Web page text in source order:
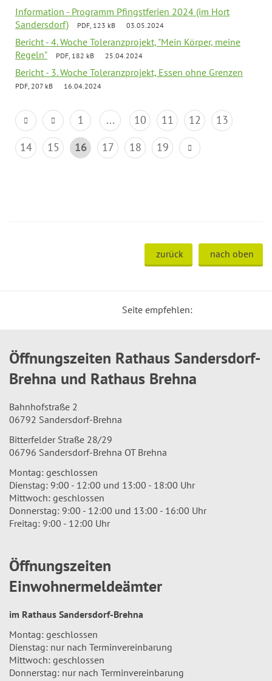
Information - Programm Pfingstferien 2024 (im Hort
Sandersdorf)
PDF, 123 kB 03.05.2024
Bericht - 4. Woche Toleranzprojekt, "Mein Körper, meine
Regeln"
PDF, 182 kB 25.04.2024
Bericht - 3. Woche Toleranzprojekt, Essen ohne Grenzen
PDF, 207 kB 16.04.2024
1 ... 10 11 12
13
14
15 16 17 18 19
zurück nach oben
Seite empfehlen:
Öffnungszeiten Rathaus Sandersdorf-
Brehna und Rathaus Brehna
Bahnhofstraße 2
06792 Sandersdorf-Brehna
Bitterfelder Straße 28/29
06796 Sandersdorf-Brehna OT Brehna
Montag: geschlossen
Dienstag: 9:00 - 12:00 und 13:00 - 18:00 Uhr
Mittwoch: geschlossen
Donnerstag: 9:00 - 12:00 und 13:00 - 16:00 Uhr
Freitag: 9:00 - 12:00 Uhr
Öffnungszeiten
Einwohnermeldeämter
im Rathaus Sandersdorf-Brehna
Montag: geschlossen
Dienstag: nur nach Terminvereinbarung
Mittwoch: geschlossen
Donnerstag: nur nach Terminvereinbarung